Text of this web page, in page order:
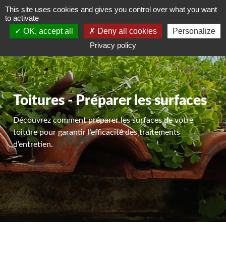
DEVIS GRATUIT
Toitures - Préparer les surfaces
Découvrez comment préparer les surfaces de votre
toiture pour garantir l’efficacité des traitements
d’entretien.
This site uses cookies and gives you control over what you want
to activate
OK, accept all
Deny all cookies
Personalize
Privacy policy